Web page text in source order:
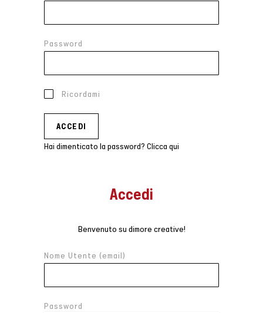
Password
Ricordami
Hai dimenticato la password? Clicca qui
Accedi
Benvenuto su dimore creative!
Nome Utente (email)
Password